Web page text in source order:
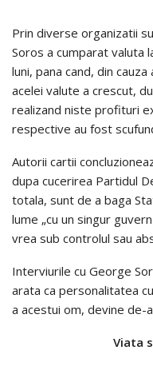
Prin diverse organizatii
Soros a cumparat valuta
luni, pana cand, din
acelei valute a crescut,
realizand niste profituri
respective au fost
Autorii cartii
dupa cucerirea Partidul
totala, sunt de a baga
lume „cu un singur
vrea sub controlul sau
Interviurile cu George
arata ca personalitatea
a acestui om, devine de-
Viata